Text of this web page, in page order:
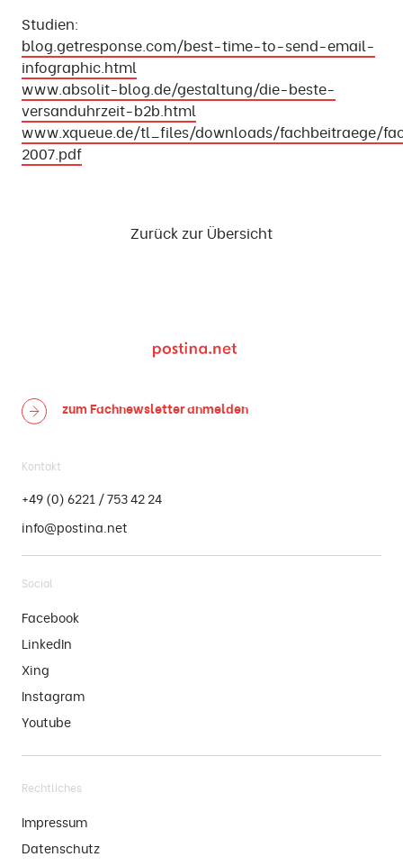
Studien:
blog.getresponse.com/best-time-to-send-email-
infographic.html
www.absolit-blog.de/gestaltung/die-beste-
versanduhrzeit-b2b.html
www.xqueue.de/tl_files/downloads/fachbeitraege/
2007.pdf
Zurück zur Übersicht
zum Fachnewsletteranmelden
Kontakt
+49 (0) 6221 / 753 42 24
info@postina.net
Social
Facebook
LinkedIn
Xing
Instagram
Youtube
Rechtliches
Impressum
Datenschutz